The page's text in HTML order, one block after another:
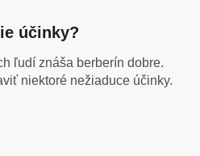
účinky?
ľudí znáša berberín dobre.
niektoré nežiaduce účinky.